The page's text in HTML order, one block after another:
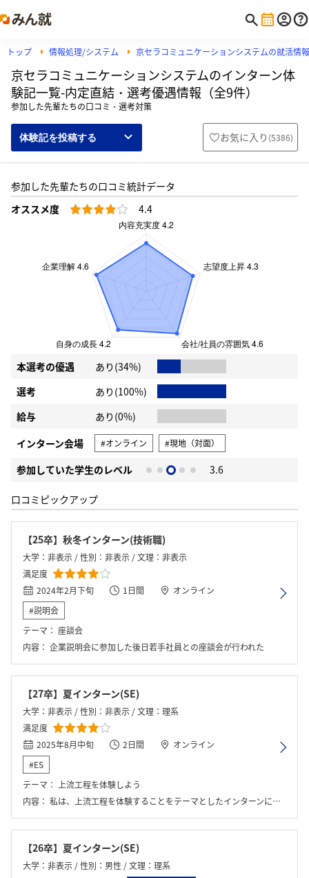
トップ 情報処理/システム 京セラコミュニケーションシステムの就活情報
京セラコミュニケーションシステムのインターン体
験記一覧-内定直結・選考優遇情報（全9件）
参加した先輩たちの口コミ・選考対策
体験記を投稿する お気に入り (5386)
参加した先輩たちの口コミ統計データ
オススメ度
4.4
本選考の優遇
あり(34%)
選考
あり(100%)
給与
あり(0%)
インターン会場
#オンライン #現地（対面）
参加していた学生のレベル 3.6
口コミピックアップ
【25卒】秋冬インターン(技術職)
大学：非表示 / 性別：非表示 / 文理：非表示
満足度
2024年2月下旬
1日間
オンライン
#説明会
テーマ： 座談会
内容： 企業説明会に参加した後日若手社員との座談会が行われた
【27卒】夏インターン(SE)
大学：非表示 / 性別：非表示 / 文理：理系
満足度
2025年8月中旬
2日間
オンライン
#ES
テーマ： 上流工程を体験しよう
内容： 私は、上流工程を体験することをテーマとしたインターンに参加しました。内容としては、ある企業が抱える課題に対して、どのようなシステムを導入すれば解決できるかを考えるワークでした。最初に顧客役の社員の方から現状や要望をヒアリングし、その内容をもとに課題を整理しました。その後、グループで「どのような機能が必要か」「どのようなシステム構成にするか」を話し合い、要件定義や提案内容をまとめました。
【26卒】夏インターン(SE)
大学：非表示 / 性別：男性 / 文理：理系